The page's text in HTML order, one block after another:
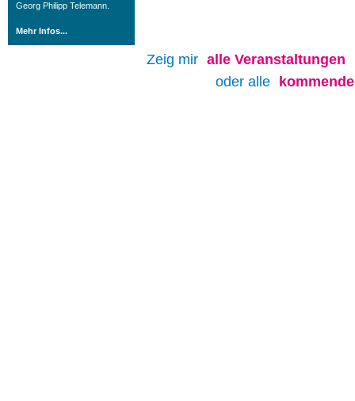
Georg Philipp Telemann.
Mehr Infos...
Zeig mir alle Veranstaltungen
oder alle